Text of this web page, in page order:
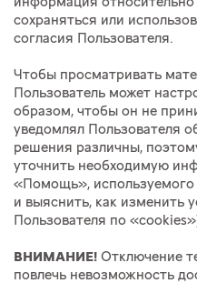
сохраняться или
согласия Пользователя.
Чтобы просматривать
Пользователь может
образом, чтобы он не
уведомлял Пользователя
решения различны,
уточнить необходимую
«Помощь», используемого
и выяснить, как изменить
Пользователя по
ВНИМАНИЕ! Отключение
повлечь невозможность